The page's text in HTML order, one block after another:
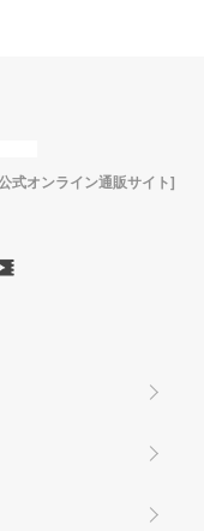
式オンライン通販サイト]